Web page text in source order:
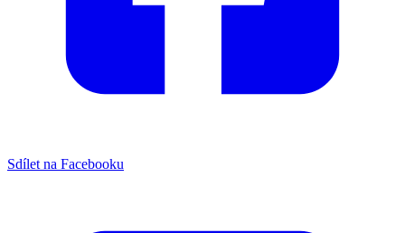
Sdílet na Facebooku